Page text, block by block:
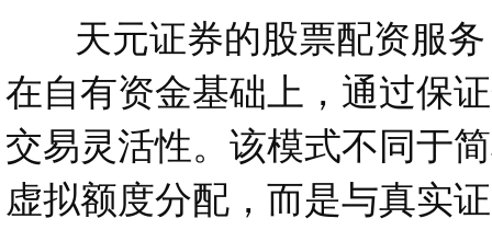
天元证券的股票配资服务
在自有资金基础上，通过保
交易灵活性。该模式不同于
虚拟额度分配，而是与真实